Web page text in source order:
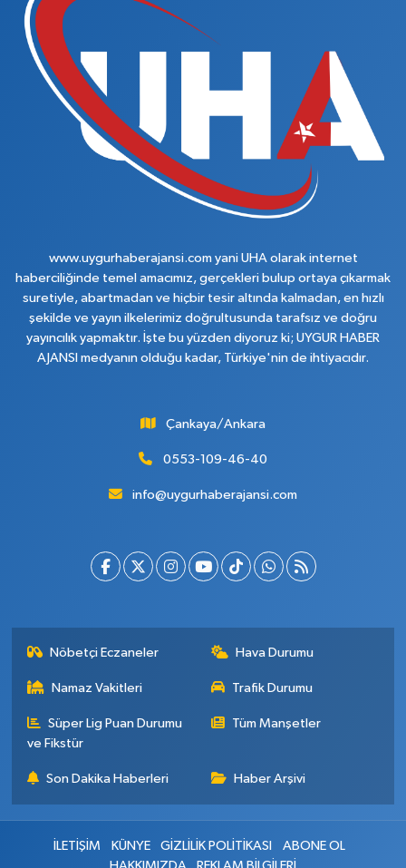
www.uygurhaberajansi.com yani UHA olarak internet
haberciliğinde temel amacımız, gerçekleri bulup ortaya çıkarmak
suretiyle, abartmadan ve hiçbir tesir altında kalmadan, en hızlı
şekilde ve yayın ilkelerimiz doğrultusunda tarafsız ve doğru
yayıncılık yapmaktır. İşte bu yüzden diyoruz ki; UYGUR HABER
AJANSI medyanın olduğu kadar, Türkiye'nin de ihtiyacıdır.
Çankaya/Ankara
0553-109-46-40
info@uygurhaberajansi.com
Nöbetçi Eczaneler Hava Durumu
Namaz Vakitleri Trafik Durumu
Süper Lig Puan Durumu
ve Fikstür
Tüm Manşetler
Son Dakika Haberleri Haber Arşivi
İLETİŞİM KÜNYE GİZLİLİK POLİTİKASI
ABONE OL